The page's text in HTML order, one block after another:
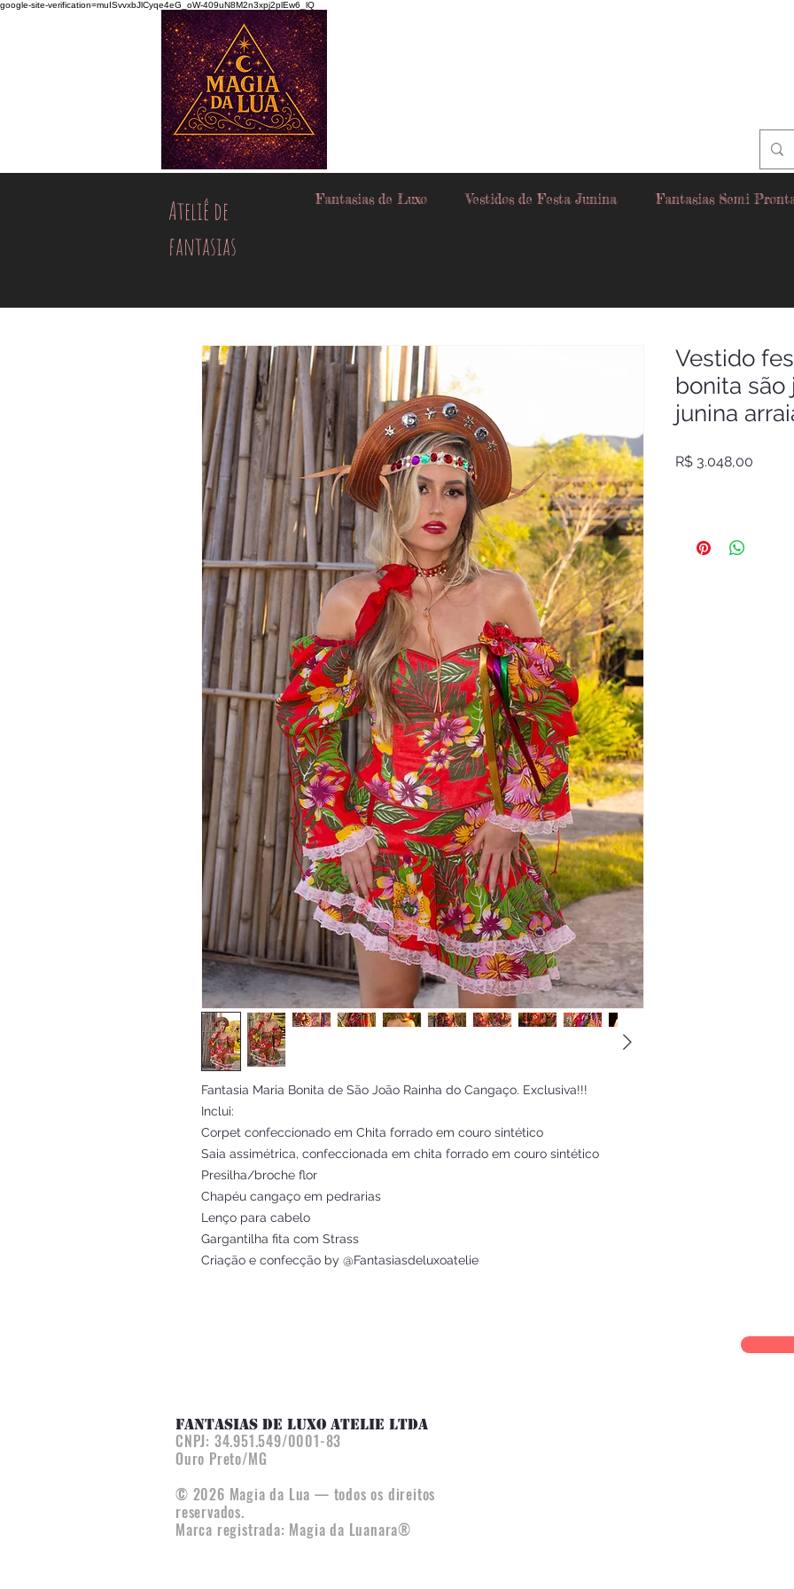
google-site-verification=muISvvxbJlCyqe4eG_oW-409uN8M2n3xpj2plEw6_lQ
Ateliê de
fantasias
Fantasias de Luxo Vestidos de Festa Junina Fantasias Semi
Fantasia Maria Bonita de São João Rainha do Cangaço. Exclusiva!!!
Inclui:
Corpet confeccionado em Chita forrado em couro sintético
Saia assimétrica, confeccionada em chita forrado em couro sintético
Presilha/broche flor
Chapéu cangaço em pedrarias
Lenço para cabelo
Gargantilha fita com Strass
Criação e confecção by @Fantasiasdeluxoatelie
Vestido
bonita são
junina
R$ 3.048,00
FANTASIAS DE LUXO ATELIE LTDA
CNPJ: 34.951.549/0001-83
Ouro Preto/MG
© 2026 Magia da Lua — todos os direitos
reservados.
Marca registrada: Magia da Luanara®